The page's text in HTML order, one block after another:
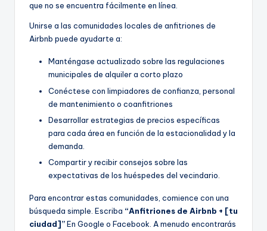
que no se encuentra fácilmente en línea.
Unirse a las comunidades locales de anfitriones de
Airbnb puede ayudarte a:
Manténgase actualizado sobre las regulaciones
municipales de alquiler a corto plazo
Conéctese con limpiadores de confianza, personal
de mantenimiento o coanfitriones
Desarrollar estrategias de precios específicas
para cada área en función de la estacionalidad y la
demanda.
Compartir y recibir consejos sobre las
expectativas de los huéspedes del vecindario.
Para encontrar estas comunidades, comience con una
búsqueda simple. Escriba “Anfitriones de Airbnb + [tu
ciudad]”En Google o Facebook. A menudo encontrarás